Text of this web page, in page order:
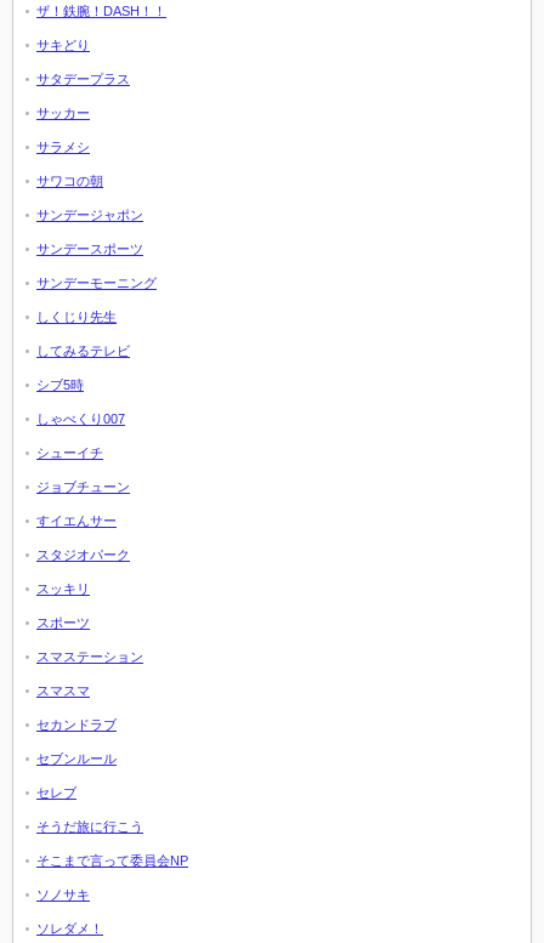
ザ！鉄腕！DASH！！
サキどり
サタデープラス
サッカー
サラメシ
サワコの朝
サンデージャポン
サンデースポーツ
サンデーモーニング
しくじり先生
してみるテレビ
シブ5時
しゃべくり007
シューイチ
ジョブチューン
すイエんサー
スタジオパーク
スッキリ
スポーツ
スマステーション
スマスマ
セカンドラブ
セブンルール
セレブ
そうだ旅に行こう
そこまで言って委員会NP
ソノサキ
ソレダメ！